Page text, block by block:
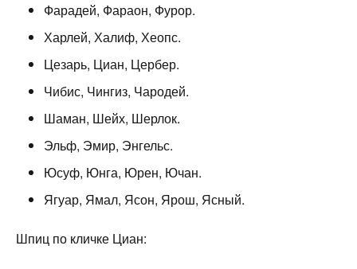
Фарадей, Фараон, Фурор.
Харлей, Халиф, Хеопс.
Цезарь, Циан, Цербер.
Чибис, Чингиз, Чародей.
Шаман, Шейх, Шерлок.
Эльф, Эмир, Энгельс.
Юсуф, Юнга, Юрен, Ючан.
Ягуар, Ямал, Ясон, Ярош, Ясный.
Шпиц по кличке Циан: